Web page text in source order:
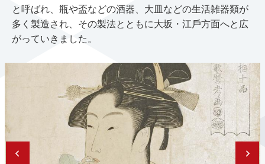
と呼ばれ、瓶や盃などの酒器、⼤⽫などの⽣活雑器類が
多く製造され、その製法とともに⼤坂・江⼾⽅⾯へと広
がっていきました。